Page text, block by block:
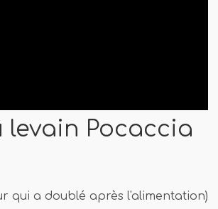
Pocaccia
qui a doublé après l'alimentation)